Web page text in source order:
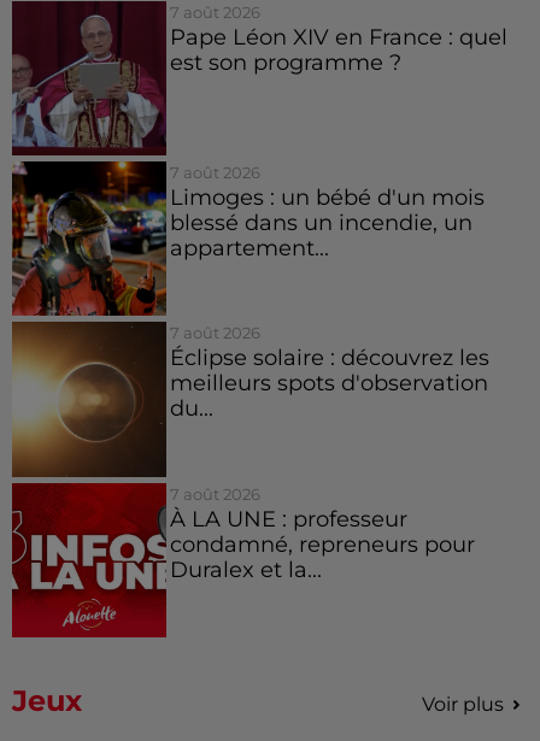
7 août 2026
Pape Léon XIV en France : quel
est son programme ?
7 août 2026
Limoges : un bébé d'un mois
blessé dans un incendie, un
appartement...
7 août 2026
Éclipse solaire : découvrez les
meilleurs spots d'observation
du...
7 août 2026
À LA UNE : professeur
condamné, repreneurs pour
Duralex et la...
Jeux Voir plus